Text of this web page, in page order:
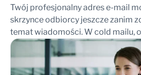
Twój profesjonalny adres e-mail
skrzynce odbiorcy jeszcze zanim
temat wiadomości. W cold mailu,